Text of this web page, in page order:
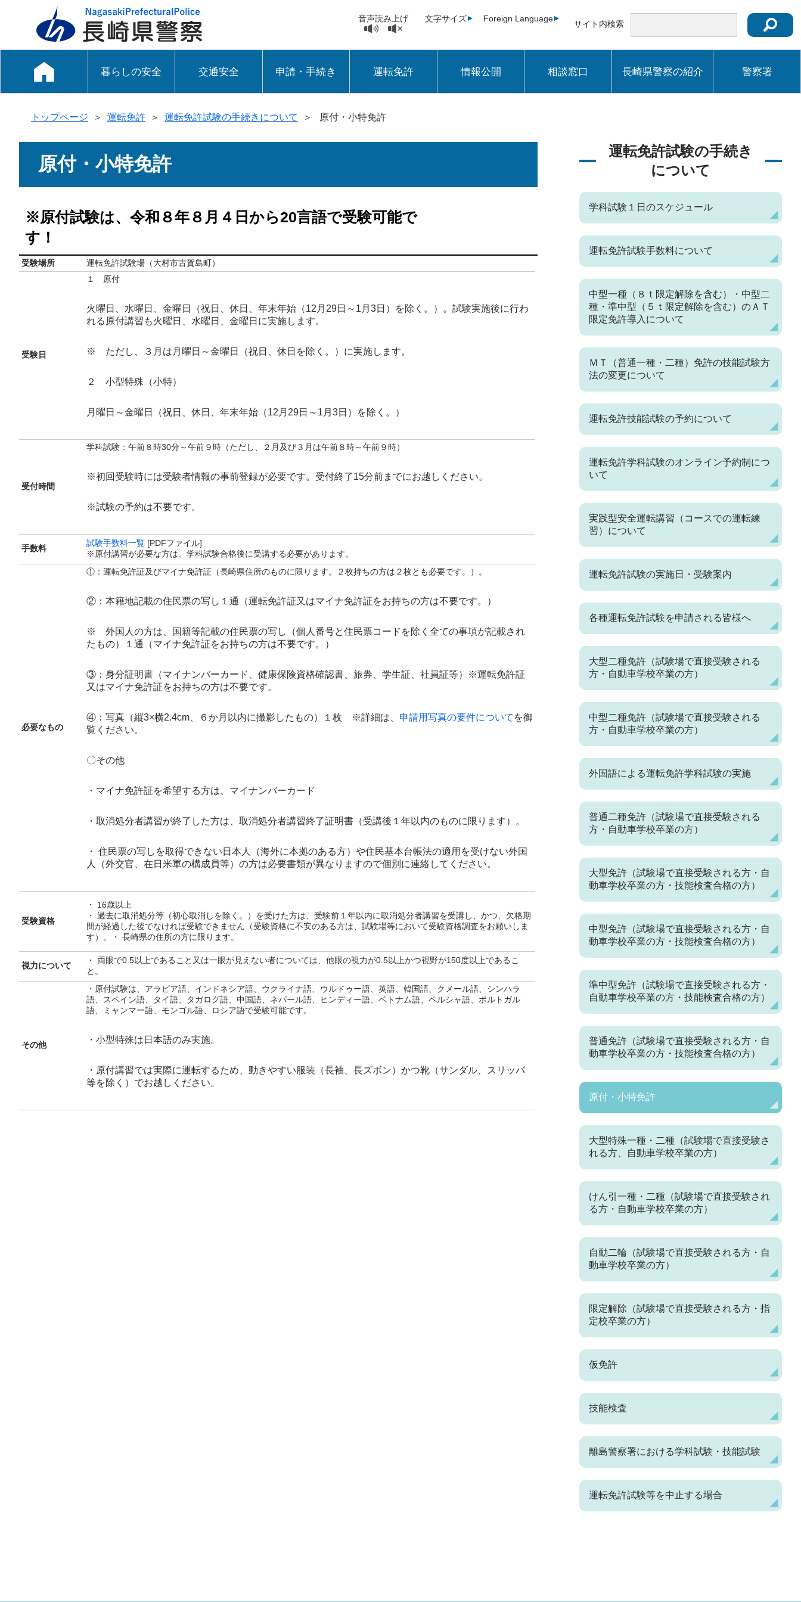
音声読み上げ 文字サイズ Foreign Language
サイト内検索
暮らしの安全 交通安全 申請・手続き 運転免許 情報公開 相談窓口 長崎県警察の紹介 警察署
トップページ ＞ 運転免許 ＞ 運転免許試験の手続きについて ＞ 原付・小特免許
原付・小特免許
※原付試験は、令和８年８月４日から20言語で受験可能で
す！
受験場所 運転免許試験場（大村市古賀島町）
受験日
１ 原付
火曜日、水曜日、金曜日（祝日、休日、年末年始（12月29日～1月3日）を除く。）。試験実施後に行わ
れる原付講習も火曜日、水曜日、金曜日に実施します。
※ ただし、３月は月曜日～金曜日（祝日、休日を除く。）に実施します。
２ 小型特殊（小特）
月曜日～金曜日（祝日、休日、年末年始（12月29日～1月3日）を除く。）
受付時間
学科試験：午前８時30分～午前９時（ただし、２月及び３月は午前８時～午前９時）
※初回受験時には受験者情報の事前登録が必要です。受付終了15分前までにお越しください。
※試験の予約は不要です。
手数料
試験手数料一覧 [PDFファイル]
※原付講習が必要な方は、学科試験合格後に受講する必要があります。
必要なもの
①：運転免許証及びマイナ免許証（長崎県住所のものに限ります。２枚持ちの方は２枚とも必要です。）。
②：本籍地記載の住民票の写し１通（運転免許証又はマイナ免許証をお持ちの方は不要です。）
※ 外国人の方は、国籍等記載の住民票の写し（個人番号と住民票コードを除く全ての事項が記載され
たもの）１通（マイナ免許証をお持ちの方は不要です。）
③：身分証明書（マイナンバーカード、健康保険資格確認書、旅券、学生証、社員証等）※運転免許証
又はマイナ免許証をお持ちの方は不要です。
④：写真（縦3×横2.4cm、６か月以内に撮影したもの）１枚 ※詳細は、 申請用写真の要件について を御
覧ください。
〇その他
・マイナ免許証を希望する方は、マイナンバーカード
・取消処分者講習が終了した方は、取消処分者講習終了証明書（受講後１年以内のものに限ります）。
・ 住民票の写しを取得できない日本人（海外に本拠のある方）や住民基本台帳法の適用を受けない外国
人（外交官、在日米軍の構成員等）の方は必要書類が異なりますので個別に連絡してください。
受験資格
・ 16歳以上
・ 過去に取消処分等（初心取消しを除く。）を受けた方は、受験前１年以内に取消処分者講習を受講し、かつ、欠格期
間が経過した後でなければ受験できません（受験資格に不安のある方は、試験場等において受験資格調査をお願いしま
す）。・ 長崎県の住所の方に限ります。
視力について
・ 両眼で0.5以上であること又は一眼が見えない者については、他眼の視力が0.5以上かつ視野が150度以上であるこ
と。
その他
・原付試験は、アラビア語、インドネシア語、ウクライナ語、ウルドゥー語、英語、韓国語、クメール語、シンハラ
語、スペイン語、タイ語、タガログ語、中国語、ネパール語、ヒンディー語、ベトナム語、ペルシャ語、ポルトガル
語、ミャンマー語、モンゴル語、ロシア語で受験可能です。
・小型特殊は日本語のみ実施。
・原付講習では実際に運転するため、動きやすい服装（長袖、長ズボン）かつ靴（サンダル、スリッパ
等を除く）でお越しください。
運転免許試験の手続き
について
学科試験１日のスケジュール
運転免許試験手数料について
中型一種（８ｔ限定解除を含む）・中型二
種・準中型（５ｔ限定解除を含む）のＡＴ
限定免許導入について
ＭＴ（普通一種・二種）免許の技能試験方
法の変更について
運転免許技能試験の予約について
運転免許学科試験のオンライン予約制につ
いて
実践型安全運転講習（コースでの運転練
習）について
運転免許試験の実施日・受験案内
各種運転免許試験を申請される皆様へ
大型二種免許（試験場で直接受験される
方・自動車学校卒業の方）
中型二種免許（試験場で直接受験される
方・自動車学校卒業の方）
外国語による運転免許学科試験の実施
普通二種免許（試験場で直接受験される
方・自動車学校卒業の方）
大型免許（試験場で直接受験される方・自
動車学校卒業の方・技能検査合格の方）
中型免許（試験場で直接受験される方・自
動車学校卒業の方・技能検査合格の方）
準中型免許（試験場で直接受験される方・
自動車学校卒業の方・技能検査合格の方）
普通免許（試験場で直接受験される方・自
動車学校卒業の方・技能検査合格の方）
原付・小特免許
大型特殊一種・二種（試験場で直接受験さ
れる方、自動車学校卒業の方）
けん引一種・二種（試験場で直接受験され
る方・自動車学校卒業の方）
自動二輪（試験場で直接受験される方・自
動車学校卒業の方）
限定解除（試験場で直接受験される方・指
定校卒業の方）
仮免許
技能検査
離島警察署における学科試験・技能試験
運転免許試験等を中止する場合